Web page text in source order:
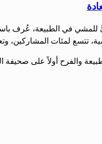
في الطبيعة، عُرف
والفرح أولاً على صحيفة